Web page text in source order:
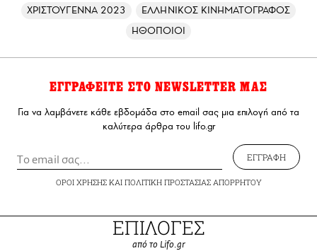
ΧΡΙΣΤΟΥΓΕΝΝΑ 2023
ΕΛΛΗΝΙΚΟΣ ΚΙΝΗΜΑΤΟΓΡΑΦΟΣ
ΗΘΟΠΟΙΟΙ
ΕΓΓΡΑΦΕΙΤΕ ΣΤΟ NEWSLETTER ΜΑΣ
Για να λαμβάνετε κάθε εβδομάδα στο email σας μια επιλογή από τα
καλύτερα άρθρα του lifo.gr
ΕΓΓΡΑΦΗ
ΟΡΟΙ ΧΡΗΣΗΣΚΑΙ ΠΟΛΙΤΙΚΗ ΠΡΟΣΤΑΣΙΑΣ ΑΠΟΡΡΗΤΟΥ
ΕΠΙΛΟΓΕΣ
από το Lifo.gr